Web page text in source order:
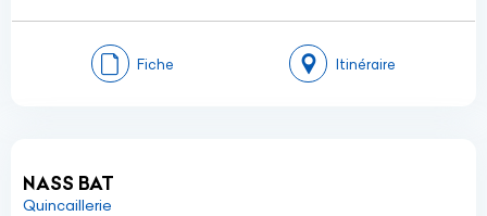
Fiche Itinéraire
NASS BAT
Quincaillerie